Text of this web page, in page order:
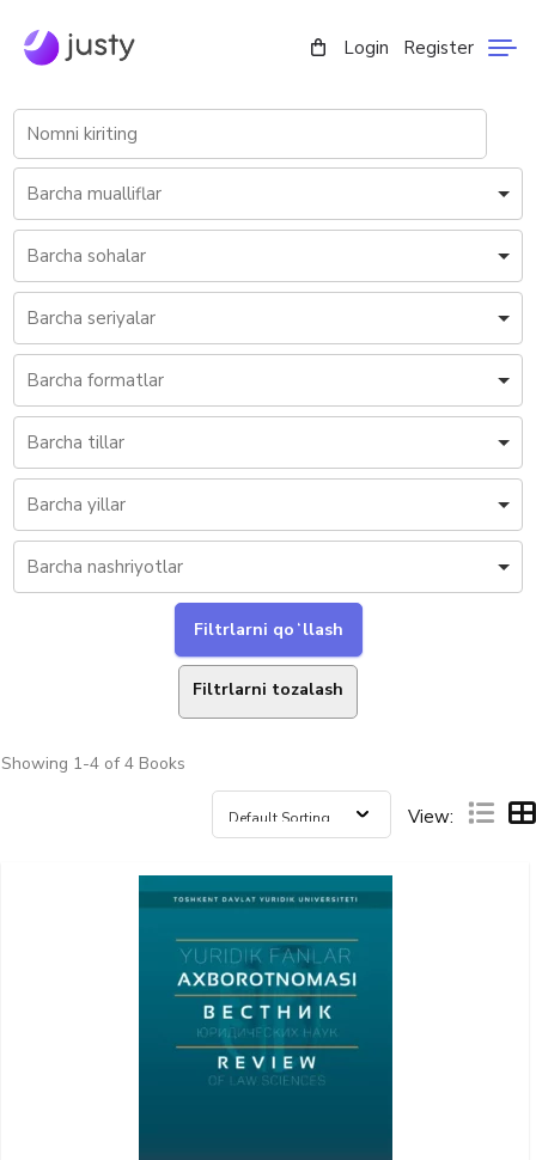
Login Register
Filtrlarni tozalash
Showing 1-4 of 4 Books
View: